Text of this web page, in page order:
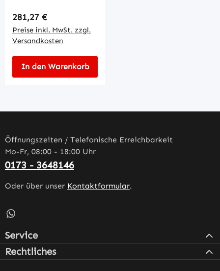
Regulärer Preis:
281,27 €
Preise inkl. MwSt. zzgl.
Versandkosten
In den Warenkorb
Öffnungszeiten / Telefonische Erreichbarkeit
Mo-Fr, 08:00 - 18:00 Uhr
0173 - 3648146
Oder über unser Kontaktformular.
Schreib uns auf WhatsApp – öffnet in neuem Tab
Service
Rechtliches